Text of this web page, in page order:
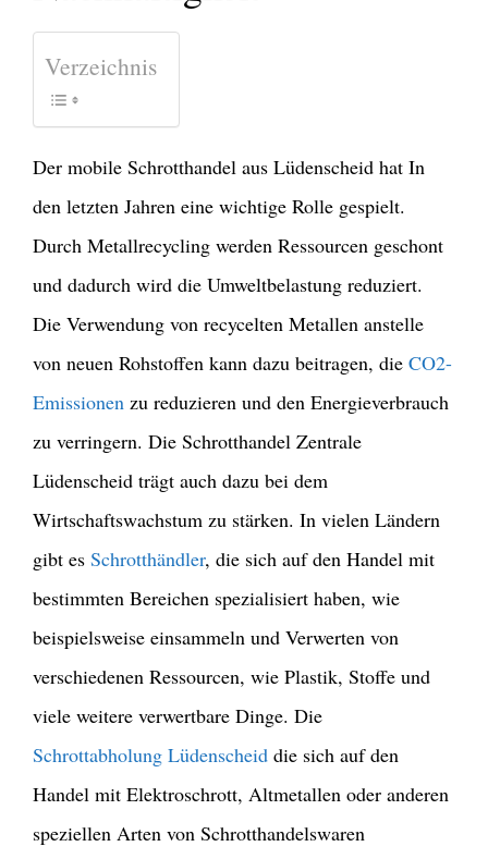
Verzeichnis
Der mobile Schrotthandel aus Lüdenscheid hat In
den letzten Jahren eine wichtige Rolle gespielt.
Durch Metallrecycling werden Ressourcen geschont
und dadurch wird die Umweltbelastung reduziert.
Die Verwendung von recycelten Metallen anstelle
von neuen Rohstoffen kann dazu beitragen, die CO2-
Emissionen zu reduzieren und den Energieverbrauch
zu verringern. Die Schrotthandel Zentrale
Lüdenscheid trägt auch dazu bei dem
Wirtschaftswachstum zu stärken. In vielen Ländern
gibt es Schrotthändler, die sich auf den Handel mit
bestimmten Bereichen spezialisiert haben, wie
beispielsweise einsammeln und Verwerten von
verschiedenen Ressourcen, wie Plastik, Stoffe und
viele weitere verwertbare Dinge. Die
Schrottabholung Lüdenscheid die sich auf den
Handel mit Elektroschrott, Altmetallen oder anderen
speziellen Arten von Schrotthandelswaren